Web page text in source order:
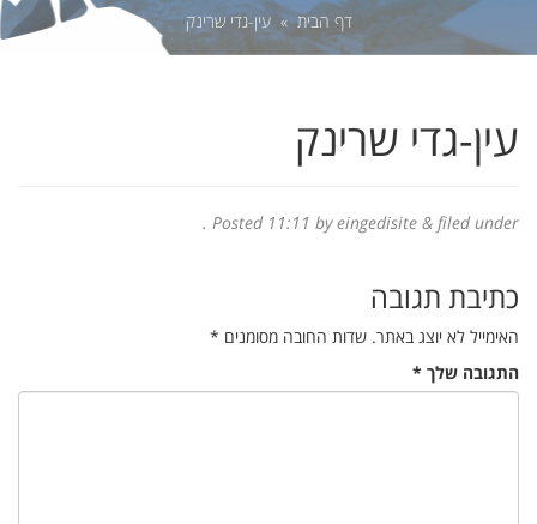
דף הבית» עין-גדי שרינק
עין-גדי שרינק
Posted 11:11 by eingedisite & filed under .
כתיבת תגובה
האימייל לא יוצג באתר. שדות החובה מסומנים *
התגובה שלך *